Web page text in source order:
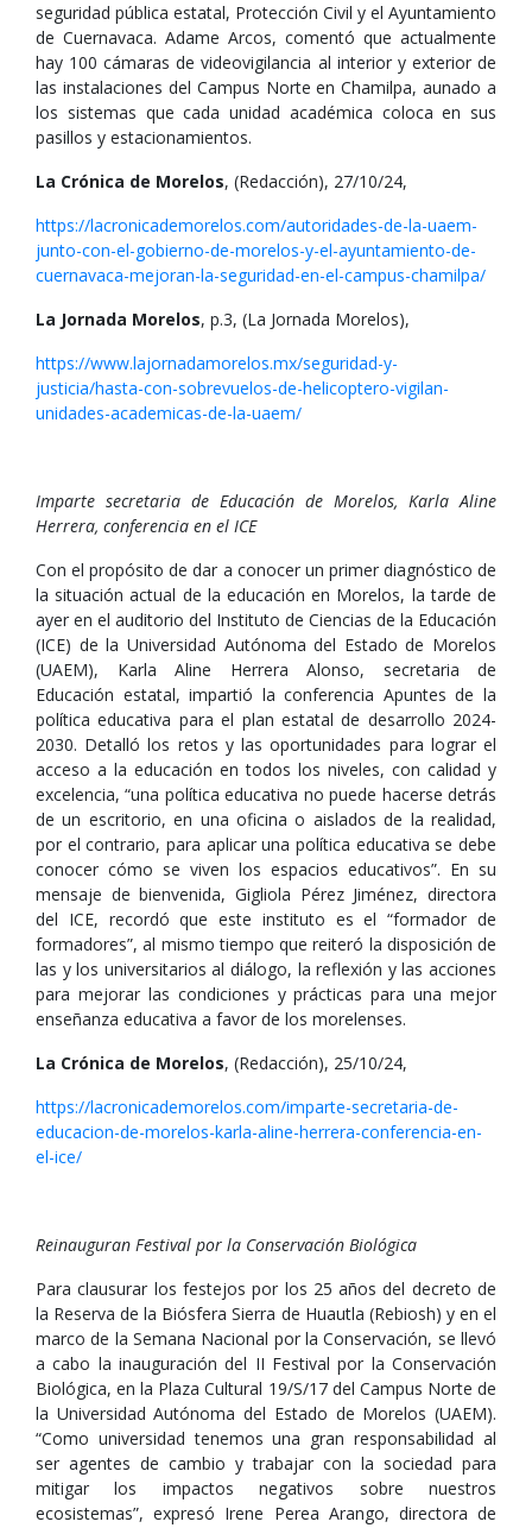
seguridad pública estatal, Protección Civil y el Ayuntamiento
de Cuernavaca. Adame Arcos, comentó que actualmente
hay 100 cámaras de videovigilancia al interior y exterior de
las instalaciones del Campus Norte en Chamilpa, aunado a
los sistemas que cada unidad académica coloca en sus
pasillos y estacionamientos.
La Crónica de Morelos, (Redacción), 27/10/24,
https://lacronicademorelos.com/autoridades-de-la-uaem-
junto-con-el-gobierno-de-morelos-y-el-ayuntamiento-de-
cuernavaca-mejoran-la-seguridad-en-el-campus-chamilpa/
La Jornada Morelos, p.3, (La Jornada Morelos),
https://www.lajornadamorelos.mx/seguridad-y-
justicia/hasta-con-sobrevuelos-de-helicoptero-vigilan-
unidades-academicas-de-la-uaem/
Imparte secretaria de Educación de Morelos, Karla Aline
Herrera, conferencia en el ICE
Con el propósito de dar a conocer un primer diagnóstico de
la situación actual de la educación en Morelos, la tarde de
ayer en el auditorio del Instituto de Ciencias de la Educación
(ICE) de la Universidad Autónoma del Estado de Morelos
(UAEM), Karla Aline Herrera Alonso, secretaria de
Educación estatal, impartió la conferencia Apuntes de la
política educativa para el plan estatal de desarrollo 2024-
2030. Detalló los retos y las oportunidades para lograr el
acceso a la educación en todos los niveles, con calidad y
excelencia, “una política educativa no puede hacerse detrás
de un escritorio, en una oficina o aislados de la realidad,
por el contrario, para aplicar una política educativa se debe
conocer cómo se viven los espacios educativos”. En su
mensaje de bienvenida, Gigliola Pérez Jiménez, directora
del ICE, recordó que este instituto es el “formador de
formadores”, al mismo tiempo que reiteró la disposición de
las y los universitarios al diálogo, la reflexión y las acciones
para mejorar las condiciones y prácticas para una mejor
enseñanza educativa a favor de los morelenses.
La Crónica de Morelos, (Redacción), 25/10/24,
https://lacronicademorelos.com/imparte-secretaria-de-
educacion-de-morelos-karla-aline-herrera-conferencia-en-
el-ice/
Reinauguran Festival por la Conservación Biológica
Para clausurar los festejos por los 25 años del decreto de
la Reserva de la Biósfera Sierra de Huautla (Rebiosh) y en el
marco de la Semana Nacional por la Conservación, se llevó
a cabo la inauguración del II Festival por la Conservación
Biológica, en la Plaza Cultural 19/S/17 del Campus Norte de
la Universidad Autónoma del Estado de Morelos (UAEM).
“Como universidad tenemos una gran responsabilidad al
ser agentes de cambio y trabajar con la sociedad para
mitigar los impactos negativos sobre nuestros
ecosistemas”, expresó Irene Perea Arango, directora de